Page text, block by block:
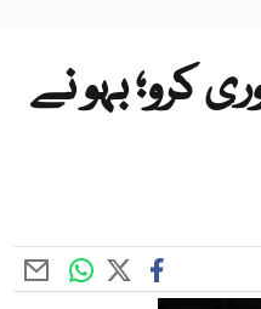
کرو؛ بہو نے